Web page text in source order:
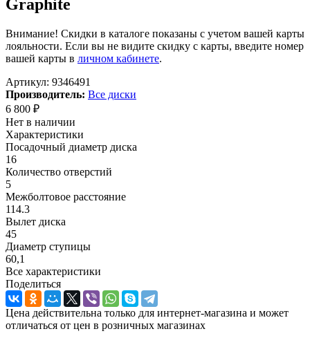
Graphite
Внимание! Скидки в каталоге показаны с учетом вашей карты
лояльности. Если вы не видите скидку с карты, введите номер
вашей карты в личном кабинете.
Артикул: 9346491
Производитель: Все диски
6 800 ₽
Нет в наличии
Характеристики
Посадочный диаметр диска
16
Количество отверстий
5
Межболтовое расстояние
114.3
Вылет диска
45
Диаметр ступицы
60,1
Все характеристики
Поделиться
Цена действительна только для интернет-магазина и может
отличаться от цен в розничных магазинах